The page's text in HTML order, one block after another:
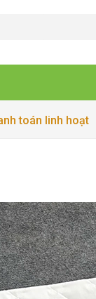
toán linh hoạt